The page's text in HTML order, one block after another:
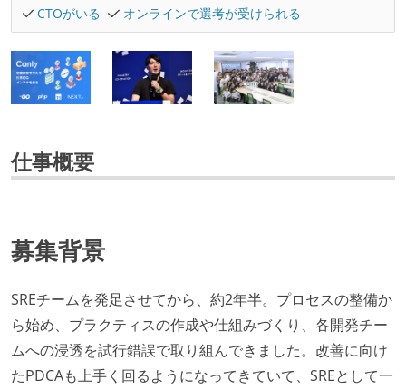
CTOがいる
オンラインで選考が受けられる
仕事概要
募集背景
SREチームを発足させてから、約2年半。プロセスの整備か
ら始め、プラクティスの作成や仕組みづくり、各開発チー
ムへの浸透を試行錯誤で取り組んできました。改善に向け
たPDCAも上手く回るようになってきていて、SREとして一